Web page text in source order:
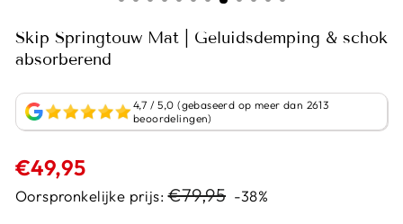
Skip Springtouw Mat | Geluidsdemping & schok
absorberend
4,7 / 5,0 (gebaseerd op meer dan 2613
beoordelingen)
€49,95
Oorspronkelijke prijs: €79,95
Sale
-38%